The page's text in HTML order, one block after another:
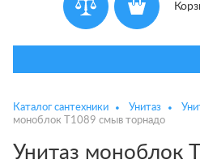
Каталог сантехники Унитаз
моноблок T1089 смыв торнадо
Унитаз моноблок